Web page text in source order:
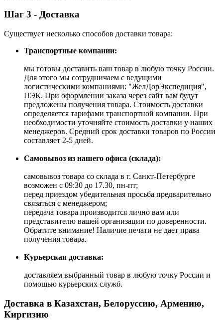
Шаг 3 - Доставка
Существует несколько способов доставки товара:
Транспортные компании:
мы готовы доставить ваш товар в любую точку России.
Для этого мы сотрудничаем с ведущими
логистическими компаниями: "ЖелДорЭкспедиция",
ПЭК. При оформлении заказа через сайт вам будут
предложены получения товара. Стоимость доставки
определяется тарифами транспортной компании. При
необходимости уточняйте стоимость доставки у наших
менеджеров. Средний срок доставки товаров по России
составляет 2-5 дней.
Самовывоз из нашего офиса (склада):
самовывоз товара со склада в г. Санкт-Петербурге
возможен с 09:30 до 17.30, пн-пт;
перед приездом убедительная просьба предварительно
связаться с менеджером;
передача товара производится лично вам или
представителю вашей организации по доверенности.
Обратите внимание! Наличие печати не дает права
получения товара.
Курьерская доставка:
доставляем выбранный товар в любую точку России и
помощью курьерских служб.
Доставка в Казахстан, Белоруссию, Армению,
Киргизию